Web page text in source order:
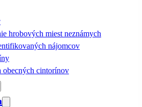
hrobových miest neznámych
nájomcov
obecných cintorínov